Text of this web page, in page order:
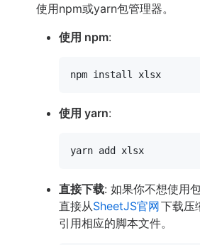
使用npm或yarn包管理器。
使用 npm:
使用 yarn:
直接下载: 如果你不想使用
直接从SheetJS官网下载压
引用相应的脚本文件。